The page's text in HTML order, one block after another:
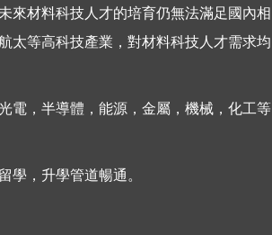
來材料科技人才的培育仍無法滿足國內相
太等高科技產業，對材料科技人才需求均
電，半導體，能源，金屬，機械，化工等
學，升學管道暢通。